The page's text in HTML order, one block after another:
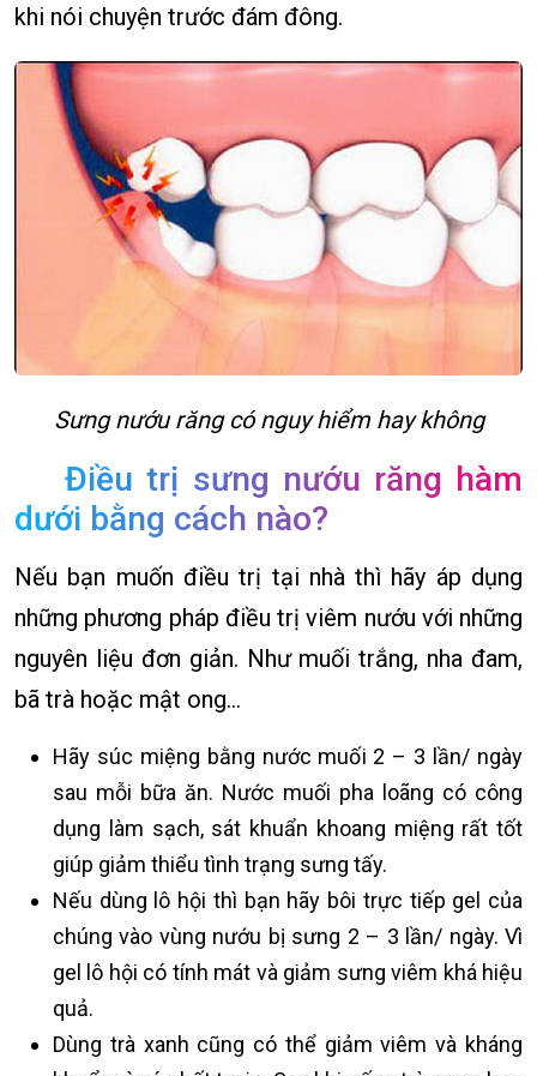
khi nói chuyện trước đám đông.
Sưng nướu răng có nguy hiểm hay không
Điều trị sưng nướu răng hàm
dưới bằng cách nào?
Nếu bạn muốn điều trị tại nhà thì hãy áp dụng
những phương pháp điều trị viêm nướu với những
nguyên liệu đơn giản. Như muối trắng, nha đam,
bã trà hoặc mật ong…
Hãy súc miệng bằng nước muối 2 – 3 lần/ ngày
sau mỗi bữa ăn. Nước muối pha loãng có công
dụng làm sạch, sát khuẩn khoang miệng rất tốt
giúp giảm thiểu tình trạng sưng tấy.
Nếu dùng lô hội thì bạn hãy bôi trực tiếp gel của
chúng vào vùng nướu bị sưng 2 – 3 lần/ ngày. Vì
gel lô hội có tính mát và giảm sưng viêm khá hiệu
quả.
Dùng trà xanh cũng có thể giảm viêm và kháng